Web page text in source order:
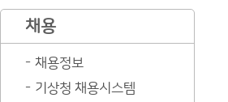
채용
채용정보
기상청 채용시스템